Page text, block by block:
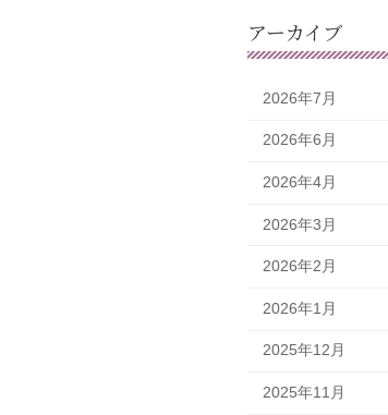
アーカイブ
2026年7月
2026年6月
2026年4月
2026年3月
2026年2月
2026年1月
2025年12月
2025年11月